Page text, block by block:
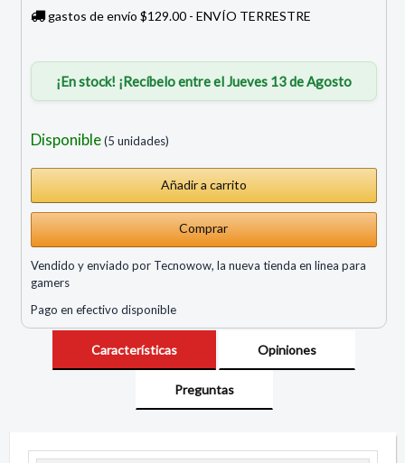
gastos de envío $129.00 - ENVÍO TERRESTRE
¡En stock! ¡Recíbelo entre el Jueves 13 de Agosto
Disponible(5 unidades)
Comprar
Vendido y enviado por Tecnowow, la nueva tienda en linea para
gamers
Pago en efectivo disponible
Características Opiniones
Preguntas